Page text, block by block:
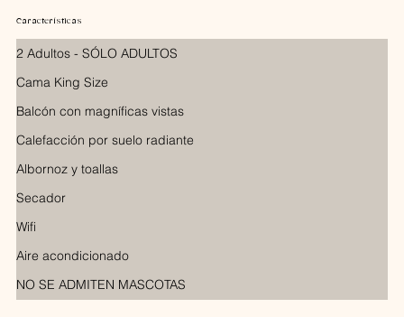
Características
2 Adultos - SÓLO ADULTOS
Cama King Size
Balcón con magníficas vistas
Calefacción por suelo radiante
Albornoz y toallas
Secador
Wifi
Aire acondicionado
NO SE ADMITEN MASCOTAS